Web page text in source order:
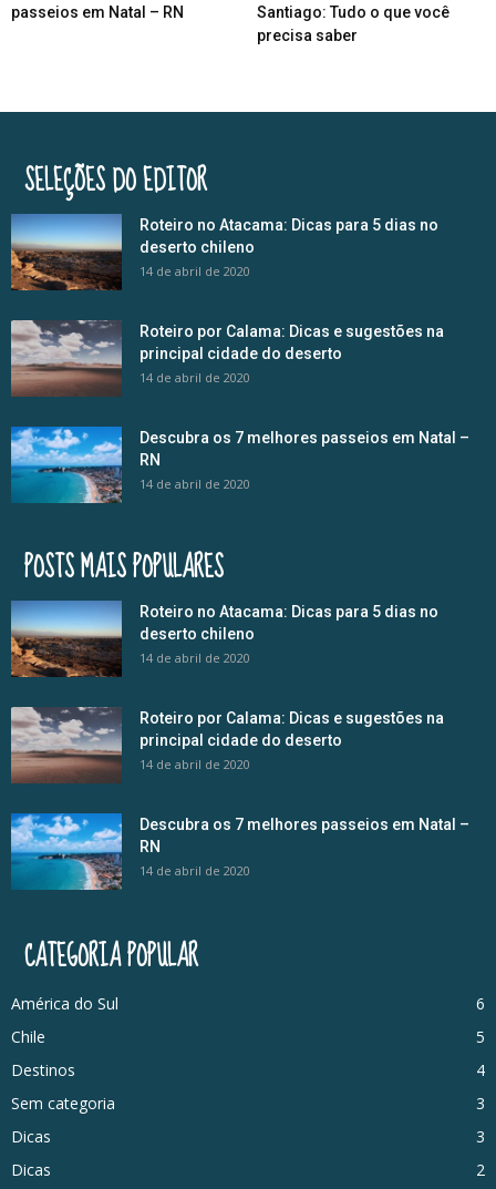
passeios em Natal – RN
Santiago: Tudo o que você
precisa saber
SELEÇÕES DO EDITOR
Roteiro no Atacama: Dicas para 5 dias no
deserto chileno
14 de abril de 2020
Roteiro por Calama: Dicas e sugestões na
principal cidade do deserto
14 de abril de 2020
Descubra os 7 melhores passeios em Natal –
RN
14 de abril de 2020
POSTS MAIS POPULARES
Roteiro no Atacama: Dicas para 5 dias no
deserto chileno
14 de abril de 2020
Roteiro por Calama: Dicas e sugestões na
principal cidade do deserto
14 de abril de 2020
Descubra os 7 melhores passeios em Natal –
RN
14 de abril de 2020
CATEGORIA POPULAR
América do Sul
6
Chile
5
Destinos
4
Sem categoria
3
Dicas
3
Dicas
2